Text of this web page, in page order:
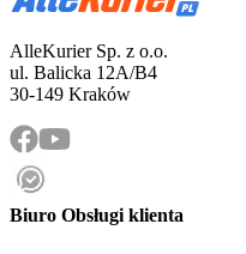
AlleKurier Sp. z o.o.
ul. Balicka 12A/B4
30-149 Kraków
Biuro Obsługi klienta